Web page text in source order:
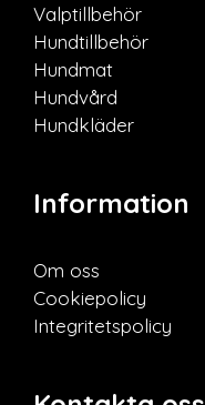
Valptillbehör
Hundtillbehör
Hundmat
Hundvård
Hundkläder
Information
Om oss
Cookiepolicy
Integritetspolicy